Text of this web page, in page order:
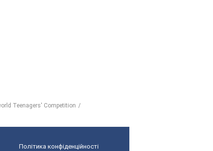
Teenagers' Competition
Політика конфіденційності